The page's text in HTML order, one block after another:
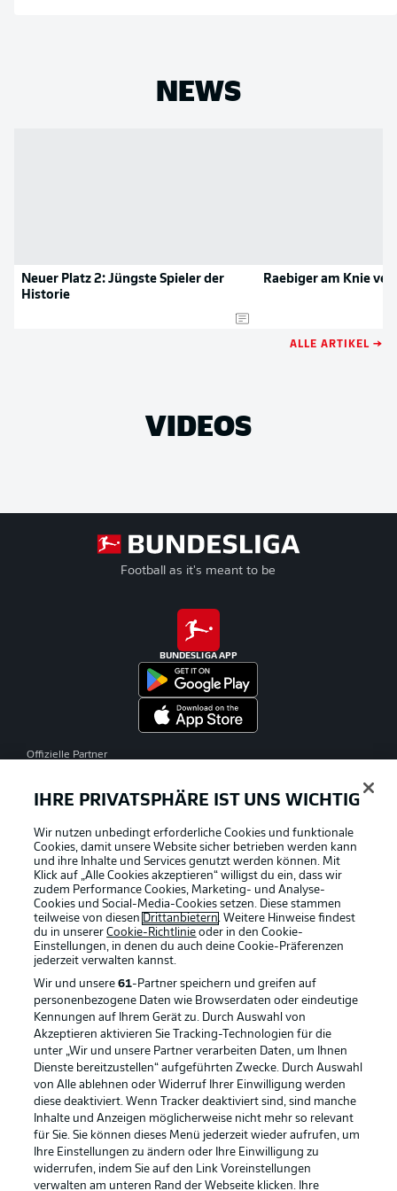
NEWS
Neuer Platz 2: Jüngste Spieler der
Historie
Raebiger am Knie
ALLE ARTIKEL →
VIDEOS
Football as it's meant to be
BUNDESLIGA APP
Offizielle Partner
Rechtliche Hinweise Voreinstellungen verwalten
Datenschutz Nutzungsbedingungen
Kontakt Jobs
Impressum Partner
Spieler Liveticker
IHRE PRIVATSPHÄRE IST UNS WICHTIG
Wir nutzen unbedingt erforderliche Cookies und funktionale
Cookies, damit unsere Website sicher betrieben werden kann
und ihre Inhalte und Services genutzt werden können. Mit
Klick auf „Alle Cookies akzeptieren“ willigst du ein, dass wir
zudem Performance Cookies, Marketing- und Analyse-
Cookies und Social-Media-Cookies setzen. Diese stammen
teilweise von diesen Drittanbietern. Weitere Hinweise findest
du in unsererCookie-Richtlinie oder in den Cookie-
Einstellungen, in denen du auch deine Cookie-Präferenzen
jederzeit verwalten kannst.
Wir und unsere61-Partner speichern und greifen auf
personenbezogene Daten wie Browserdaten oder eindeutige
Kennungen auf Ihrem Gerät zu. Durch Auswahl von
Akzeptieren aktivieren Sie Tracking-Technologien für die
unter „Wir und unsere Partner verarbeiten Daten, um Ihnen
Dienste bereitzustellen“ aufgeführten Zwecke. Durch Auswahl
von Alle ablehnen oder Widerruf Ihrer Einwilligung werden
diese deaktiviert. Wenn Tracker deaktiviert sind, sind manche
Inhalte und Anzeigen möglicherweise nicht mehr so relevant
für Sie. Sie können dieses Menü jederzeit wieder aufrufen, um
Ihre Einstellungen zu ändern oder Ihre Einwilligung zu
widerrufen, indem Sie auf den Link Voreinstellungen
verwalten am unteren Rand der Webseite klicken. Ihre